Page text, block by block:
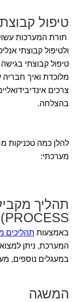
טיפול
תורת המערכות
ולטיפול קבוצתי
טיפול קבוצתי
מלוכדת ואיך
צרכים
בהצלחה.
להלן כמה טכניקות
מערכתי:
PROCESS)
באמצעות תהליכים
המערכת, ניתן
במעגלים נוספים,
המשגה